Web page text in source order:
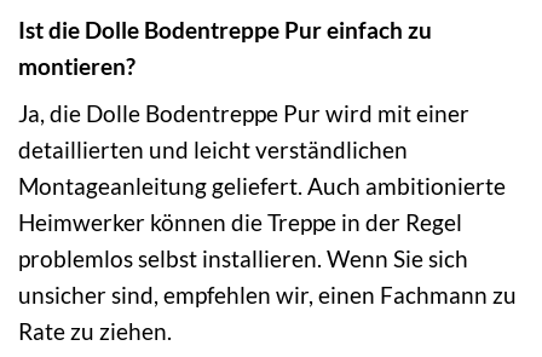
Ist die Dolle Bodentreppe Pur einfach zu
montieren?
Ja, die Dolle Bodentreppe Pur wird mit einer
detaillierten und leicht verständlichen
Montageanleitung geliefert. Auch ambitionierte
Heimwerker können die Treppe in der Regel
problemlos selbst installieren. Wenn Sie sich
unsicher sind, empfehlen wir, einen Fachmann zu
Rate zu ziehen.